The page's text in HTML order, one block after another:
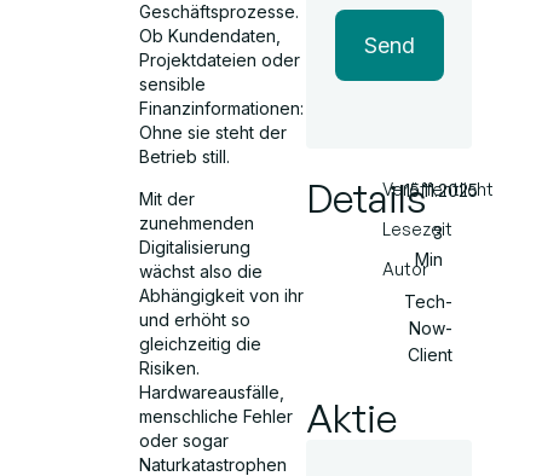
Geschäftsprozesse.
Ob Kundendaten,
Projektdateien oder
sensible
Finanzinformationen:
Ohne sie steht der
Betrieb still.
Mit der
zunehmenden
Digitalisierung
wächst also die
Abhängigkeit von ihr
und erhöht so
gleichzeitig die
Risiken.
Hardwareausfälle,
menschliche Fehler
oder sogar
Naturkatastrophen
Send
DetailsVeröffentlicht
Lesezeit
Autor
15.11.2025
3
Min
Tech-
Now-
Client
Aktie